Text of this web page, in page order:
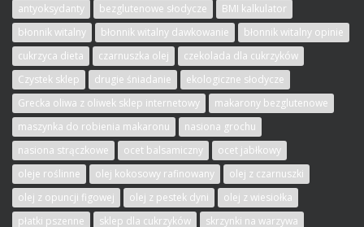
antyoksydanty bezglutenowe słodycze
BMI kalkulator
błonnik witalny
błonnik witalny dawkowanie
błonnik witalny opinie
cukrzyca dieta
czarnuszka olej
czekolada dla cukrzyków
Czystek sklep
drugie śniadanie
ekologiczne słodycze
Grecka oliwa z oliwek sklep internetowy
makarony bezglutenowe
maszynka do robienia makaronu
nasiona grochu
nasiona strączkowe
ocet balsamiczny
ocet jabłkowy
oleje roślinne
olej kokosowy rafinowany
olej z czarnuszki
olej z opuncji figowej
olej z pestek dyni
olej z wiesiołka
płatki pszenne
sklep dla cukrzyków skrzynki na warzywa